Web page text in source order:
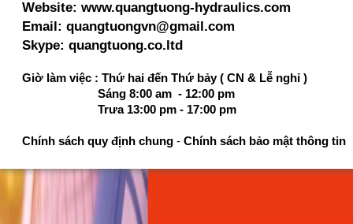
Website: www.quangtuong-hydraulics.com
Email: quangtuongvn@gmail.com
Skype: quangtuong.co.ltd
Giờ làm việc : Thứ hai đến Thứ bảy ( CN & Lễ nghỉ )
Sáng 8:00 am - 12:00 pm
Trưa 13:00 pm - 17:00 pm
Chính sách quy định chung - Chính sách bảo mật thông tin